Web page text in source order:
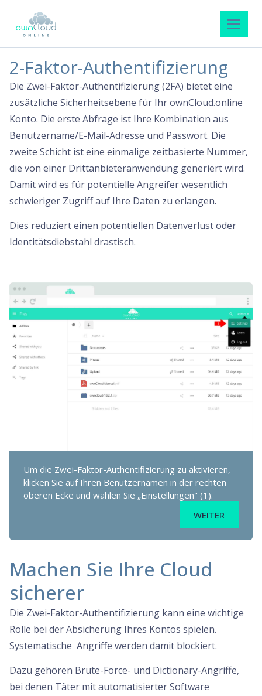
2-Faktor-Authentifizierung
Die Zwei-Faktor-Authentifizierung (2FA) bietet eine
zusätzliche Sicherheitsebene für Ihr ownCloud.online
Konto. Die erste Abfrage ist Ihre Kombination aus
Benutzername/E-Mail-Adresse und Passwort. Die
zweite Schicht ist eine einmalige zeitbasierte Nummer,
die von einer Drittanbieteranwendung generiert wird.
Damit wird es für potentielle Angreifer wesentlich
schwieriger Zugriff auf Ihre Daten zu erlangen.
Dies reduziert einen potentiellen Datenverlust oder
Identitätsdiebstahl drastisch.
Um die Zwei-Faktor-Authentifizierung zu aktivieren,
klicken Sie auf Ihren Benutzernamen in der rechten
oberen Ecke und wählen Sie „Einstellungen" (1).
WEITER
Machen Sie Ihre Cloud
sicherer
Die Zwei-Faktor-Authentifizierung kann eine wichtige
Rolle bei der Absicherung Ihres Kontos spielen.
Systematische Angriffe werden damit blockiert.
Dazu gehören Brute-Force- und Dictionary-Angriffe,
bei denen Täter mit automatisierter Software